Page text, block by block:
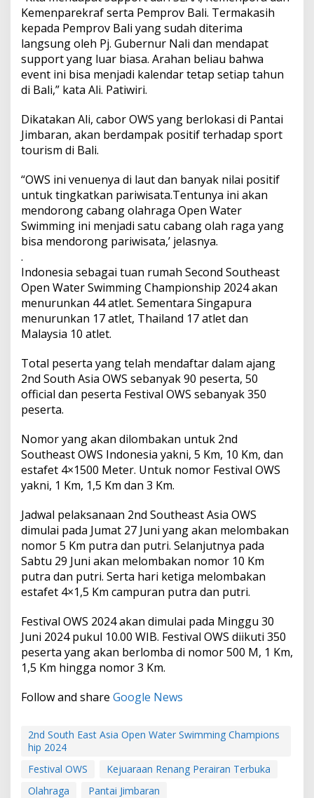
Kemenparekraf serta Pemprov Bali. Termakasih
kepada Pemprov Bali yang sudah diterima
langsung oleh Pj. Gubernur Nali dan mendapat
support yang luar biasa. Arahan beliau bahwa
event ini bisa menjadi kalendar tetap setiap tahun
di Bali,” kata Ali. Patiwiri.
Dikatakan Ali, cabor OWS yang berlokasi di Pantai
Jimbaran, akan berdampak positif terhadap sport
tourism di Bali.
“OWS ini venuenya di laut dan banyak nilai positif
untuk tingkatkan pariwisata.Tentunya ini akan
mendorong cabang olahraga Open Water
Swimming ini menjadi satu cabang olah raga yang
bisa mendorong pariwisata,’ jelasnya.
.
Indonesia sebagai tuan rumah Second Southeast
Open Water Swimming Championship 2024 akan
menurunkan 44 atlet. Sementara Singapura
menurunkan 17 atlet, Thailand 17 atlet dan
Malaysia 10 atlet.
Total peserta yang telah mendaftar dalam ajang
2nd South Asia OWS sebanyak 90 peserta, 50
official dan peserta Festival OWS sebanyak 350
peserta.
Nomor yang akan dilombakan untuk 2nd
Southeast OWS Indonesia yakni, 5 Km, 10 Km, dan
estafet 4×1500 Meter. Untuk nomor Festival OWS
yakni, 1 Km, 1,5 Km dan 3 Km.
Jadwal pelaksanaan 2nd Southeast Asia OWS
dimulai pada Jumat 27 Juni yang akan melombakan
nomor 5 Km putra dan putri. Selanjutnya pada
Sabtu 29 Juni akan melombakan nomor 10 Km
putra dan putri. Serta hari ketiga melombakan
estafet 4×1,5 Km campuran putra dan putri.
Festival OWS 2024 akan dimulai pada Minggu 30
Juni 2024 pukul 10.00 WIB. Festival OWS diikuti 350
peserta yang akan berlomba di nomor 500 M, 1 Km,
1,5 Km hingga nomor 3 Km.
Follow and share Google News
2nd South East Asia Open Water Swimming Champions
hip 2024
Festival OWS
Kejuaraan Renang Perairan Terbuka
Olahraga
Pantai Jimbaran